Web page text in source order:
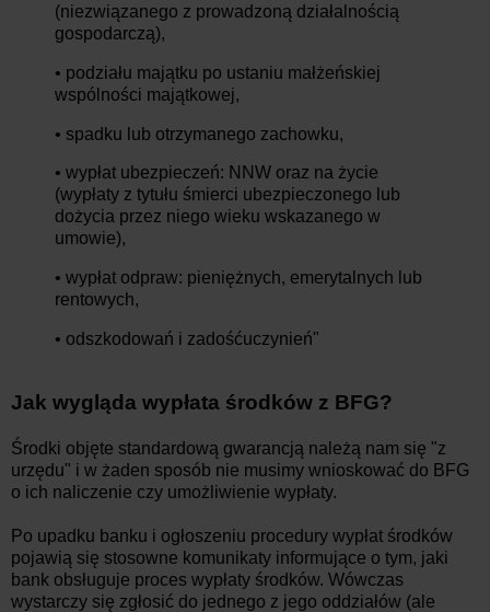
(niezwiązanego z prowadzoną działalnością
gospodarczą),
• podziału majątku po ustaniu małżeńskiej
wspólności majątkowej,
• spadku lub otrzymanego zachowku,
• wypłat ubezpieczeń: NNW oraz na życie
(wypłaty z tytułu śmierci ubezpieczonego lub
dożycia przez niego wieku wskazanego w
umowie),
• wypłat odpraw: pieniężnych, emerytalnych lub
rentowych,
• odszkodowań i zadośćuczynień"
Jak wygląda wypłata środków z BFG?
Środki objęte standardową gwarancją należą nam się "z
urzędu" i w żaden sposób nie musimy wnioskować do BFG
o ich naliczenie czy umożliwienie wypłaty.
Po upadku banku i ogłoszeniu procedury wypłat środków
pojawią się stosowne komunikaty informujące o tym, jaki
bank obsługuje proces wypłaty środków. Wówczas
wystarczy się zgłosić do jednego z jego oddziałów (ale